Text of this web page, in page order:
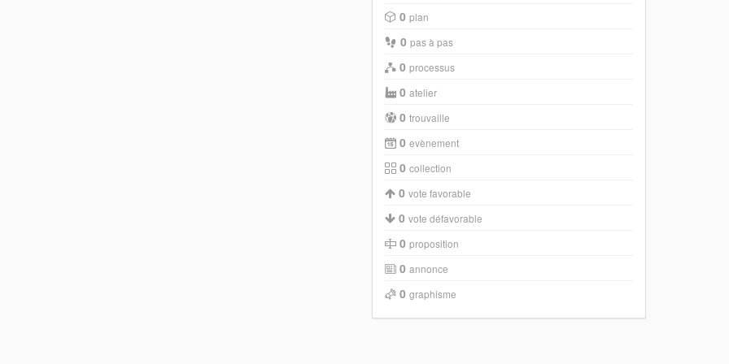
0 plan
0 pas à pas
0 processus
0 atelier
0 trouvaille
0 evènement
0 collection
0 vote favorable
0 vote défavorable
0 proposition
0 annonce
0 graphisme